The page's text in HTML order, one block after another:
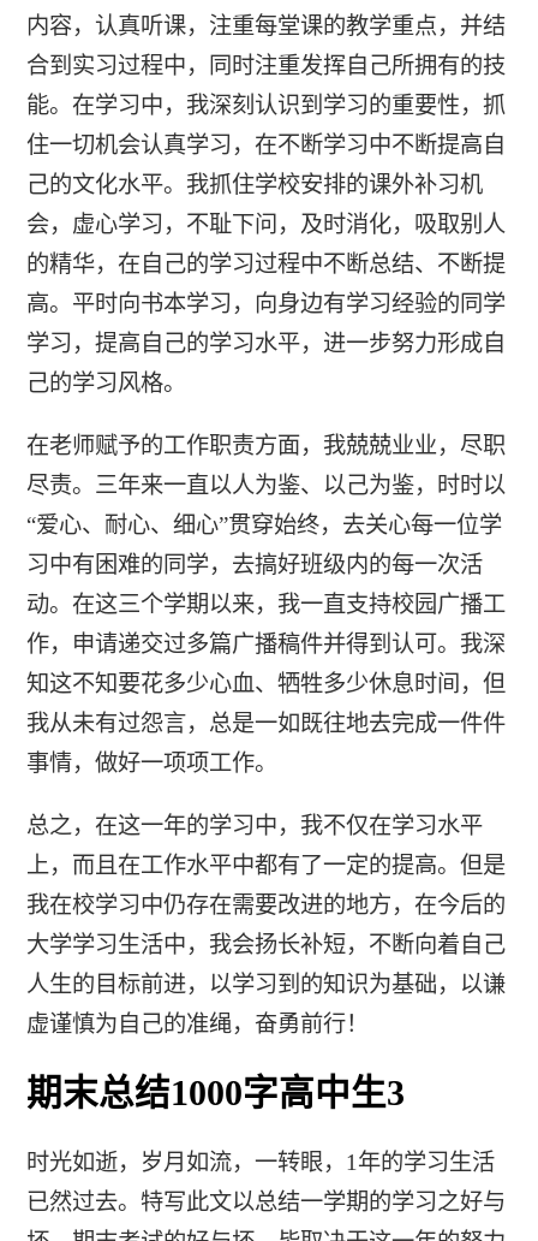
内容，认真听课，注重每堂课的教学重点，并结
合到实习过程中，同时注重发挥自己所拥有的技
能。在学习中，我深刻认识到学习的重要性，抓
住一切机会认真学习，在不断学习中不断提高自
己的文化水平。我抓住学校安排的课外补习机
会，虚心学习，不耻下问，及时消化，吸取别人
的精华，在自己的学习过程中不断总结、不断提
高。平时向书本学习，向身边有学习经验的同学
学习，提高自己的学习水平，进一步努力形成自
己的学习风格。
在老师赋予的工作职责方面，我兢兢业业，尽职
尽责。三年来一直以人为鉴、以己为鉴，时时以
“爱心、耐心、细心”贯穿始终，去关心每一位学
习中有困难的同学，去搞好班级内的每一次活
动。在这三个学期以来，我一直支持校园广播工
作，申请递交过多篇广播稿件并得到认可。我深
知这不知要花多少心血、牺牲多少休息时间，但
我从未有过怨言，总是一如既往地去完成一件件
事情，做好一项项工作。
总之，在这一年的学习中，我不仅在学习水平
上，而且在工作水平中都有了一定的提高。但是
我在校学习中仍存在需要改进的地方，在今后的
大学学习生活中，我会扬长补短，不断向着自己
人生的目标前进，以学习到的知识为基础，以谦
虚谨慎为自己的准绳，奋勇前行！
期末总结1000字高中生3
时光如逝，岁月如流，一转眼，1年的学习生活
已然过去。特写此文以总结一学期的学习之好与